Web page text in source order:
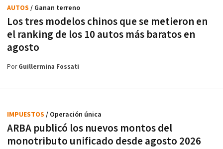
Los tres modelos chinos que se metieron en
el ranking de los 10 autos más baratos en
agosto
AUTOS / Ganan terreno
PorGuillermina Fossati
ARBA publicó los nuevos montos del
monotributo unificado desde agosto 2026
IMPUESTOS / Operación única